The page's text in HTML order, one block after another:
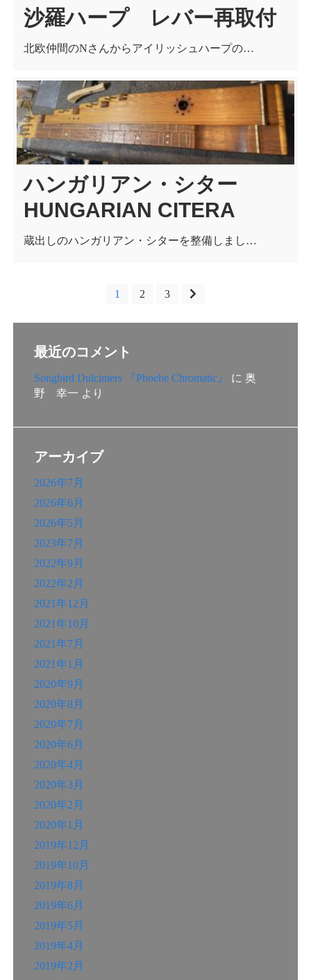
沙羅ハープ レバー再取付
北欧仲間のNさんからアイリッシュハープの…
ハンガリアン・シター
HUNGARIAN CITERA
蔵出しのハンガリアン・シターを整備しまし…
稿
ジ
1 2 3
最近のコメント
Songbird Dulcimers 『Phoebe Chromatic』 に 奥
野 幸一 より
アーカイブ
2026年7月
2026年6月
2026年5月
2023年7月
2022年9月
2022年2月
2021年12月
2021年10月
2021年7月
2021年1月
2020年9月
2020年8月
2020年7月
2020年6月
2020年4月
2020年3月
2020年2月
2020年1月
2019年12月
2019年10月
2019年8月
2019年6月
2019年5月
2019年4月
2019年2月